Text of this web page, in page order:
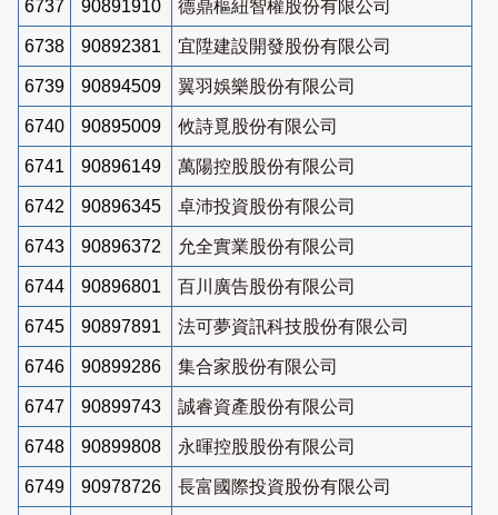
6737 90891910 德鼎樞紐智權股份有限公司
6738 90892381 宜陞建設開發股份有限公司
6739 90894509 翼羽娛樂股份有限公司
6740 90895009 攸詩覓股份有限公司
6741 90896149 萬陽控股股份有限公司
6742 90896345 卓沛投資股份有限公司
6743 90896372 允全實業股份有限公司
6744 90896801 百川廣告股份有限公司
6745 90897891 法可夢資訊科技股份有限公司
6746 90899286 集合家股份有限公司
6747 90899743 誠睿資產股份有限公司
6748 90899808 永暉控股股份有限公司
6749 90978726 長富國際投資股份有限公司